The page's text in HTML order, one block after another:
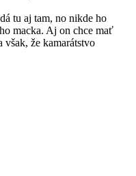
tu aj tam, no nikde ho
macka. Aj on chce mať
však, že kamarátstvo